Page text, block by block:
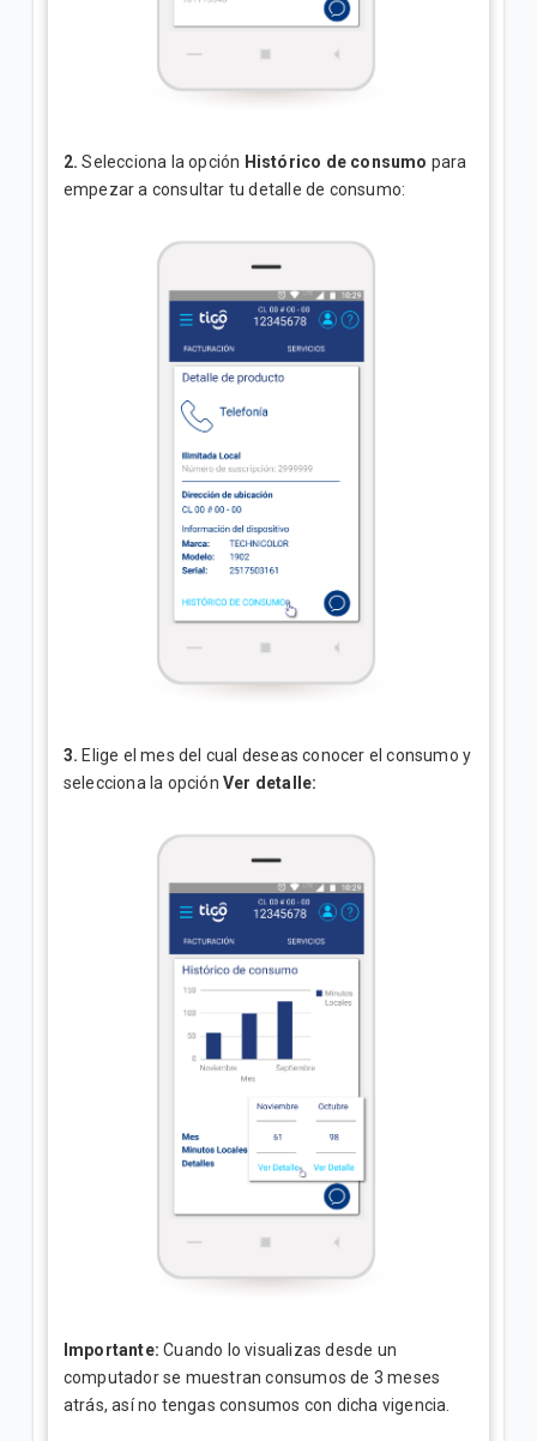
2.Selecciona la opción Histórico de consumo para
empezar a consultar tu detalle de consumo:
3. Elige el mes del cual deseas conocer el consumo y
selecciona la opción Ver detalle:
Importante: Cuando lo visualizas desde un
computador se muestran consumos de 3 meses
atrás, así no tengas consumos con dicha vigencia.